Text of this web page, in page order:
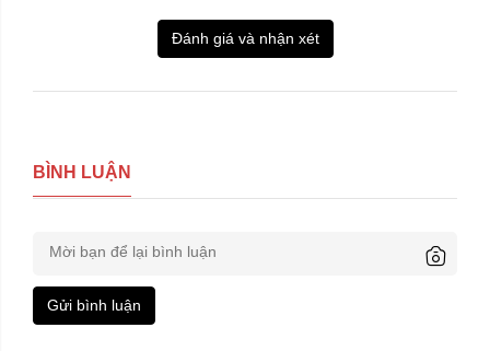
Đánh giá và nhận xét
BÌNH LUẬN
Gửi bình luận